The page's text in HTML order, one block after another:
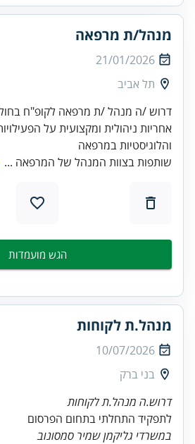
מנהל/ת מרפאה
21/01/2026
תל אביב
אחריות ניהולית ומקצועית על
והלוגיסטיות במרפאה
שותפות בצוות המנהל של המרפאה ...
הגש מועמדות
מנהל.ת לקוחות
10/07/2026
בני ברק
דרוש.ה מנהל.ת לקוחות
לתפקיד התחלתי בתחום הפרסום
במשרדי גליקמן שמיר סמסונוב